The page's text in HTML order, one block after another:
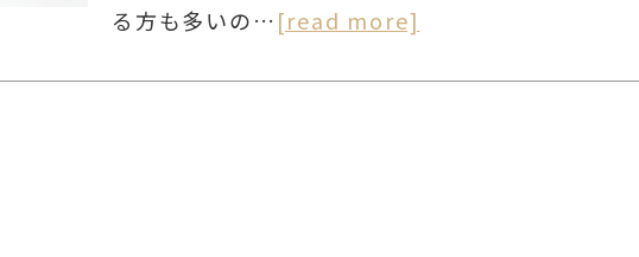
る方も多いの… [read more]